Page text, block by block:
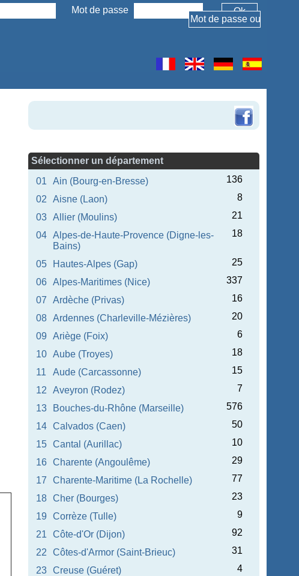
Mot de passe
Sélectionner un département
01
Ain (Bourg-en-Bresse)
136
02
Aisne (Laon)
8
03
Allier (Moulins)
21
04
Alpes-de-Haute-Provence (Digne-les-
Bains)
18
05 Hautes-Alpes (Gap)
25
06
Alpes-Maritimes (Nice)
337
07
Ardèche (Privas)
16
08
Ardennes (Charleville-Mézières)
20
09
Ariège (Foix)
6
10
Aube (Troyes)
18
11
Aude (Carcassonne)
15
12
Aveyron (Rodez)
7
13
Bouches-du-Rhône (Marseille)
576
14
Calvados (Caen)
50
15
Cantal (Aurillac)
10
16
Charente (Angoulême)
29
17
Charente-Maritime (La Rochelle)
77
18
Cher (Bourges)
23
19
Corrèze (Tulle)
9
21
Côte-d'Or (Dijon)
92
22
Côtes-d'Armor (Saint-Brieuc)
31
23
Creuse (Guéret)
4